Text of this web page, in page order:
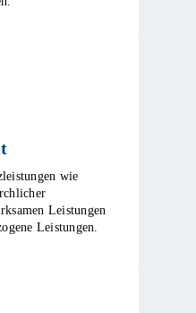
wie
Leistungen
Leistungen.​